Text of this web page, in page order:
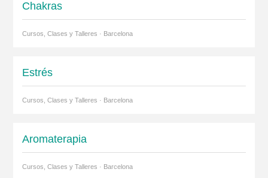
Chakras
Cursos, Clases y Talleres · Barcelona
Estrés
Cursos, Clases y Talleres · Barcelona
Aromaterapia
Cursos, Clases y Talleres · Barcelona